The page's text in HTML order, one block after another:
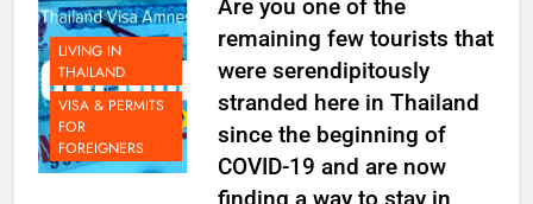
LIVING IN
THAILAND
VISA & PERMITS
FOR
FOREIGNERS
Are you one of the
remaining few tourists that
were serendipitously
stranded here in Thailand
since the beginning of
COVID-19 and are now